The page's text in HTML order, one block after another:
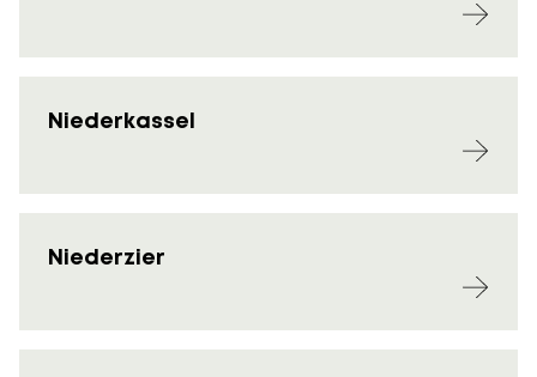
Niederkassel
Niederzier